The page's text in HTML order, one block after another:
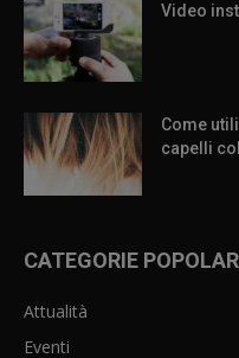
Video
Come
capelli
CATEGORIE
Attualità
Eventi